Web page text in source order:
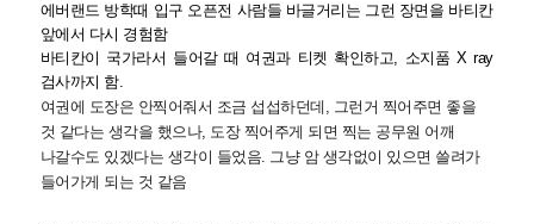
에버랜드 방학때 입구 오픈전 사람들 바글거리는 그런 장면을 바티칸
앞에서 다시 경험함
바티칸이 국가라서 들어갈 때 여권과 티켓 확인하고, 소지품 X ray
검사까지 함.
여권에 도장은 안찍어줘서 조금 섭섭하던데, 그런거 찍어주면 좋을
것 같다는 생각을 했으나, 도장 찍어주게 되면 찍는 공무원 어깨
나갈수도 있겠다는 생각이 들었음. 그냥 암 생각없이 있으면 쓸려가
들어가게 되는 것 같음